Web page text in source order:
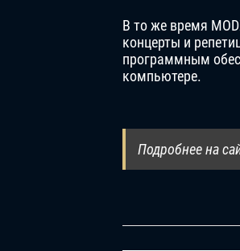
В то же время
концерты и
программным
компьютере.
Подробнее на